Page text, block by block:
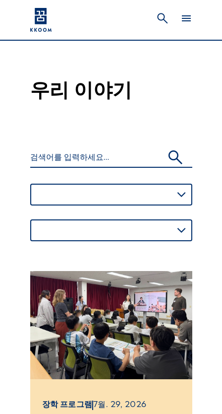
우리 이야기
장학 프로그램 7월. 29, 2026